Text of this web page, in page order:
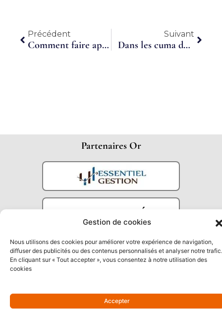
Gestion de cookies
Nous utilisons des cookies pour améliorer votre expérience de navigation,
diffuser des publicités ou des contenus personnalisés et analyser notre trafic.
En cliquant sur « Tout accepter », vous consentez à notre utilisation des
cookies
Accepter
Précédent
Précédent
Comment faire appel au temps partagé
Suivant
Dans les cuma du Tarn, « des services cohérents au niveau d’un bassin de vie »
Partenaires Or